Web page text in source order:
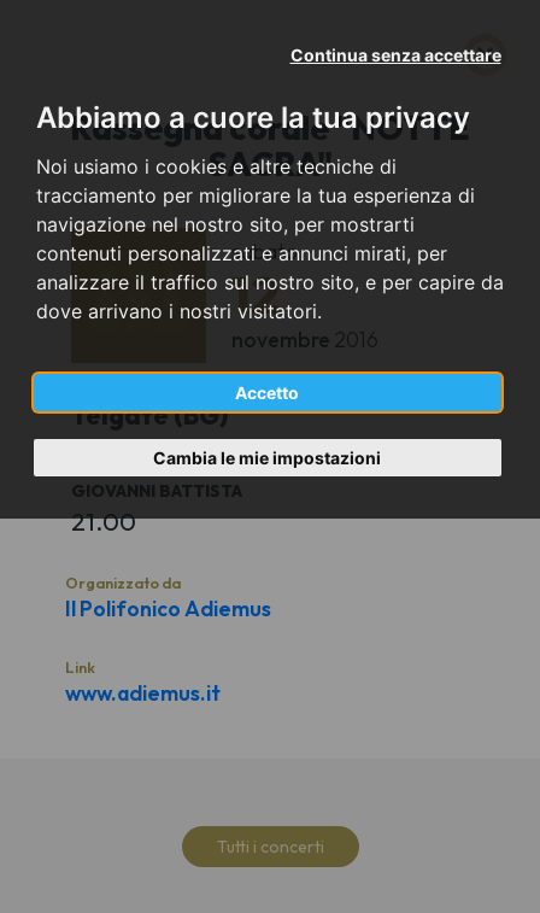
Abbiamo a cuore la tua privacy
Noi usiamo i cookies e altre tecniche di
tracciamento per migliorare la tua esperienza di
navigazione nel nostro sito, per mostrarti
contenuti personalizzati e annunci mirati, per
analizzare il traffico sul nostro sito, e per capire da
dove arrivano i nostri visitatori.
Accetto
Continua senza accettare
Cambia le mie impostazioni
Rassegna corale "NOTTE
SACRA"
sabato
12
novembre 2016
Telgate (BG)
CHIESA ARCIPRESBITERALE PLEBANA DI S.
GIOVANNI BATTISTA
21.00
Organizzato da
Il Polifonico Adiemus
Link
www.adiemus.it
Tutti i concerti